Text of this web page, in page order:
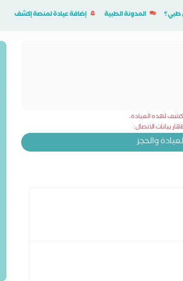
طبي؟ المدونة الطبية إضافة عيادة لمنصة إكشف
لهذه العيادة،
بيانات الاتصال:
والحجز